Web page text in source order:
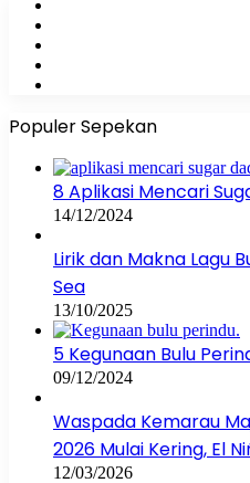
Populer Sepekan
8 Aplikasi Mencari
14/12/2024
Lirik dan Makna Lagu
Sea
13/10/2025
5 Kegunaan Bulu
09/12/2024
Waspada Kemarau
2026 Mulai Kering, El
12/03/2026